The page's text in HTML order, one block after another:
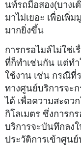
นท์รถมือสอง(บางเ
มาไม่เยอะ เพื่อเพิ่
มากยิ่งขึ้น
การกรอไมล์ไม่ใช่เ
ที่ก็ทำเช่นกัน แต่ท
ใช้งาน เช่น กรณีที่
ทางศูนย์บริการจะก
ได้ เพื่อความสะดว
กิโลเมตร ซึ่งการก
บริการจะบันทึกลง
ประวัติการเข้าศูนย์